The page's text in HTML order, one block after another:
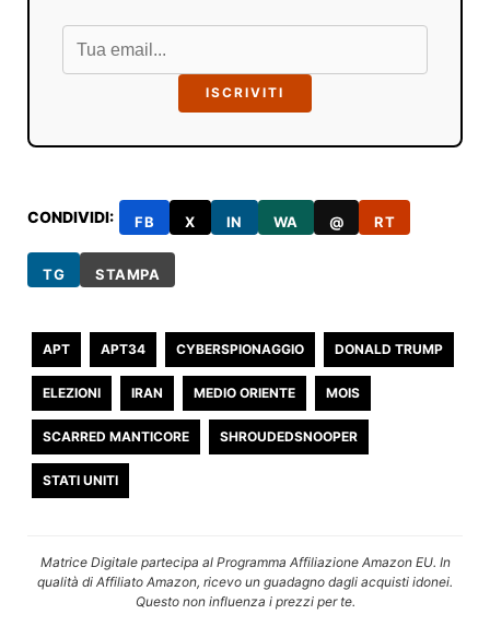
ISCRIVITI
CONDIVIDI: FB X IN WA @ RT
TG STAMPA
APT APT34 CYBERSPIONAGGIO DONALD TRUMP
ELEZIONI IRAN MEDIO ORIENTE MOIS
SCARRED MANTICORE SHROUDEDSNOOPER
STATI UNITI
Matrice Digitale partecipa al Programma Affiliazione Amazon EU. In
qualità di Affiliato Amazon, ricevo un guadagno dagli acquisti idonei.
Questo non influenza i prezzi per te.